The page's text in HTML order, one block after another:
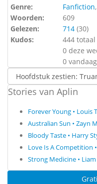
Genre:
Fanfiction,
Woorden:
609
Gelezen:
714 (30)
Kudos:
444 totaal
0 deze
0 vandaag
Stories van Aplin
Forever Young • Louis
Australian Sun • Zayn
Bloody Taste • Harry
Love Is A Competition
Strong Medicine •